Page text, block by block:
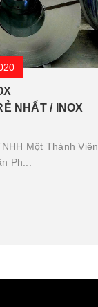
NHẤT / INOX
Thành Viên
Ph...